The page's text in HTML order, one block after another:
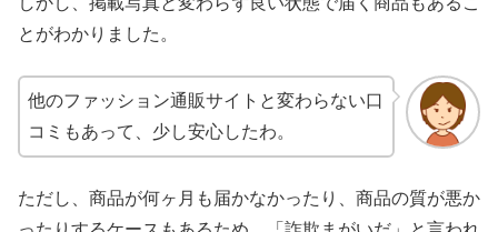
とがわかりました。
他のファッション通販サイトと変わらない口
コミもあって、少し安心したわ。
ただし、商品が何ヶ月も届かなかったり、商品の質が悪か